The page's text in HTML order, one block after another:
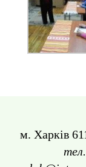
м. Харків